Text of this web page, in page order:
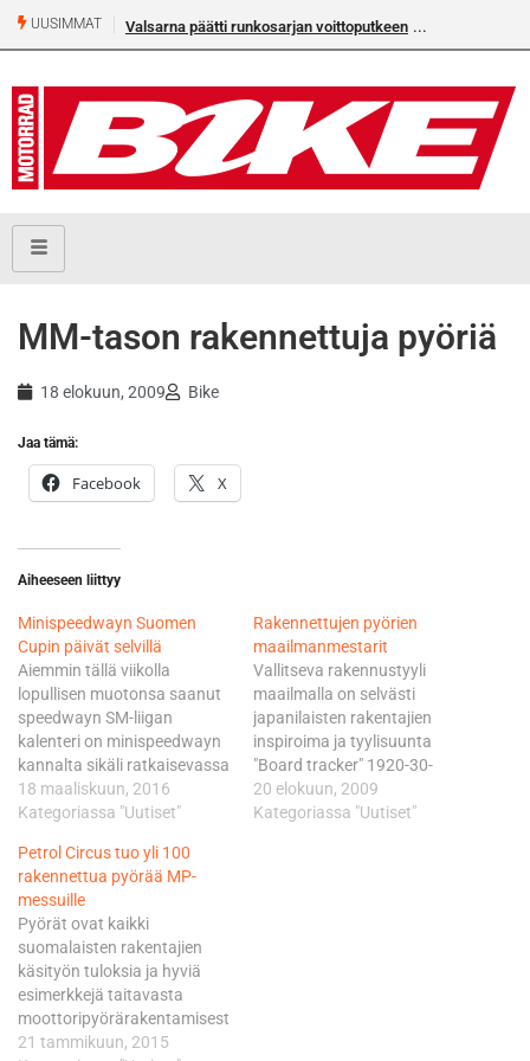
UUSIMMAT Valsarna päätti runkosarjan voittoputkeen
MM-tason rakennettuja pyöriä
18 elokuun, 2009 Bike
Jaa tämä:
Facebook X
Aiheeseen liittyy
Minispeedwayn Suomen
Cupin päivät selvillä
Aiemmin tällä viikolla
lopullisen muotonsa saanut
speedwayn SM-liigan
kalenteri on minispeedwayn
kannalta sikäli ratkaisevassa
asemassa, että kaikki
Suomen Cupin osakilpailut
tapahtumien yhteydessä,
yleensä ennen SM-liigan
ottelua. Kuuden Suomen
Cupin tapahtuman lisäksi
minispeedwayn ensi kesän
kilpailukalenterista löytyy
EM- ja MM-tason
kilpailuviikonloput, sekä
kolme tuplamaaottelua
18 maaliskuun, 2016
Kategoriassa "Uutiset"
Rakennettujen pyörien
maailmanmestarit
Vallitseva rakennustyyli
maailmalla on selvästi
japanilaisten rakentajien
inspiroima ja tyylisuunta
"Board tracker" 1920-30-
luvun tyyliin ajalta, jolloin
radat olivat puuta, miehet
20 elokuun, 2009
Kategoriassa "Uutiset"
Petrol Circus tuo yli 100
rakennettua pyörää MP-
messuille
Pyörät ovat kaikki
suomalaisten rakentajien
käsityön tuloksia ja hyviä
esimerkkejä taitavasta
moottoripyörärakentamisesta.
Pyörät kilpailevat neljässä
21 tammikuun, 2015